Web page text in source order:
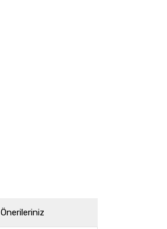
Önerileriniz